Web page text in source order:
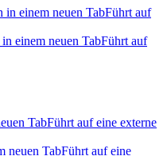
in einem neuen TabFührt auf
einem neuen TabFührt auf
TabFührt auf eine externe
neuen TabFührt auf eine